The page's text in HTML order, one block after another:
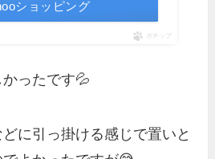
ショッピング
ポチップ
ったです💦
に引っ掛ける感じで置いと